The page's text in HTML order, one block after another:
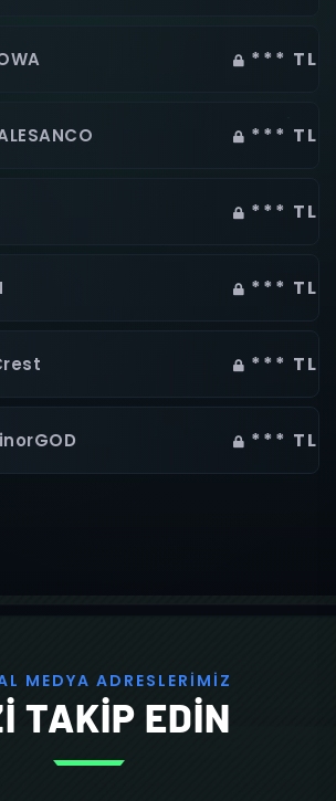
*** TL
*** TL
*** TL
*** TL
*** TL
*** TL
L M EDYA AD R ES L ER İ M İ Z
TAKİP EDİN